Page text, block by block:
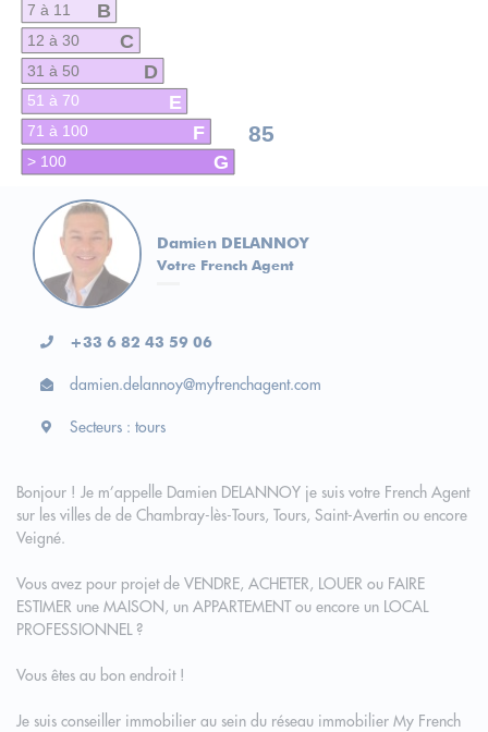
B
7 à 11
C
12 à 30
D
31 à 50
E
51 à 70
85
F
71 à 100
G
> 100
Damien DELANNOY
Votre French Agent
+33 6 82 43 59 06
damien.delannoy@myfrenchagent.com
Secteurs : tours
Bonjour ! Je m’appelle Damien DELANNOY je suis votre French Agent
sur les villes de de Chambray-lès-Tours, Tours, Saint-Avertin ou encore
Veigné.
Vous avez pour projet de VENDRE, ACHETER, LOUER ou FAIRE
ESTIMER une MAISON, un APPARTEMENT ou encore un LOCAL
PROFESSIONNEL ?
Vous êtes au bon endroit !
Je suis conseiller immobilier au sein du réseau immobilier My French